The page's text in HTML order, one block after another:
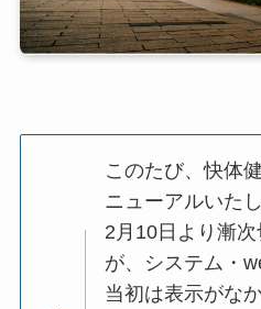
このたび、快体
ニューアルいた
2月10日より漸
が、システム・
当初は表示がな